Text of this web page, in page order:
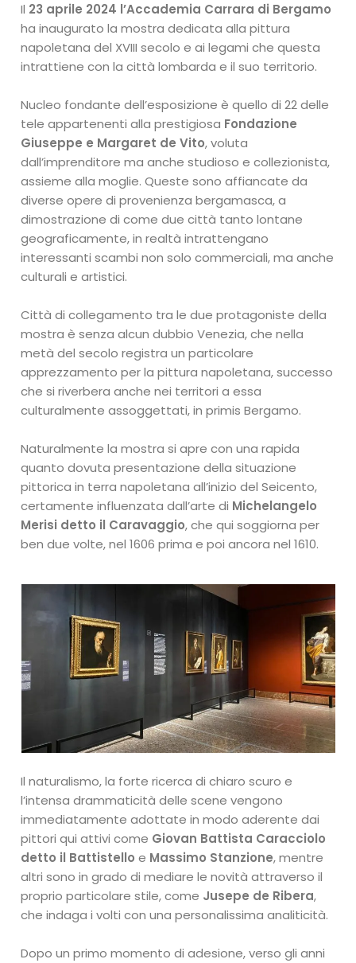
Il 23 aprile 2024 l’Accademia Carrara di Bergamo
ha inaugurato la mostra dedicata alla pittura
napoletana del XVIII secolo e ai legami che questa
intrattiene con la città lombarda e il suo territorio.
Nucleo fondante dell’esposizione è quello di 22 delle
tele appartenenti alla prestigiosa Fondazione
Giuseppe e Margaret de Vito, voluta
dall’imprenditore ma anche studioso e collezionista,
assieme alla moglie. Queste sono affiancate da
diverse opere di provenienza bergamasca, a
dimostrazione di come due città tanto lontane
geograficamente, in realtà intrattengano
interessanti scambi non solo commerciali, ma anche
culturali e artistici.
Città di collegamento tra le due protagoniste della
mostra è senza alcun dubbio Venezia, che nella
metà del secolo registra un particolare
apprezzamento per la pittura napoletana, successo
che si riverbera anche nei territori a essa
culturalmente assoggettati, in primis Bergamo.
Naturalmente la mostra si apre con una rapida
quanto dovuta presentazione della situazione
pittorica in terra napoletana all’inizio del Seicento,
certamente influenzata dall’arte di Michelangelo
Merisi detto il Caravaggio, che qui soggiorna per
ben due volte, nel 1606 prima e poi ancora nel 1610.
Il naturalismo, la forte ricerca di chiaro scuro e
l’intensa drammaticità delle scene vengono
immediatamente adottate in modo aderente dai
pittori qui attivi come Giovan Battista Caracciolo
detto il Battistello e Massimo Stanzione, mentre
altri sono in grado di mediare le novità attraverso il
proprio particolare stile, come Jusepe de Ribera,
che indaga i volti con una personalissima analiticità.
Dopo un primo momento di adesione, verso gli anni